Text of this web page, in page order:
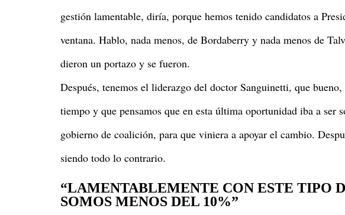
gestión lamentable, diría, porque hemos tenido candidatos a
ventana. Hablo, nada menos, de Bordaberry y nada menos de
dieron un portazo y se fueron.
Después, tenemos el liderazgo del doctor Sanguinetti, que
tiempo y que pensamos que en esta última oportunidad iba a ser
gobierno de coalición, para que viniera a apoyar el cambio.
siendo todo lo contrario.
“LAMENTABLEMENTE CON ESTE TIPO
SOMOS MENOS DEL 10%”